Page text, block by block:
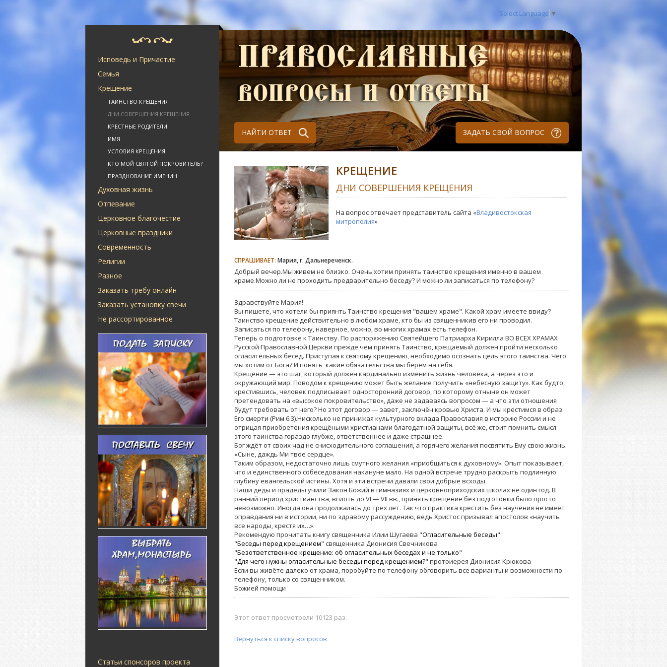
Select Language ▼
Исповедь и Причастие
Семья
Крещение
ТАИНСТВО КРЕЩЕНИЯ
ДНИ СОВЕРШЕНИЯ КРЕЩЕНИЯ
КРЕСТНЫЕ РОДИТЕЛИ
ИМЯ
УСЛОВИЯ КРЕЩЕНИЯ
КТО МОЙ СВЯТОЙ ПОКРОВИТЕЛЬ?
ПРАЗДНОВАНИЕ ИМЕНИН
Духовная жизнь
Отпевание
Церковное благочестие
Церковные праздники
Современность
Религии
Разное
Заказать требу онлайн
Заказать установку свечи
Не рассортированное
Статьи спонсоров проекта
НАЙТИ ОТВЕТ ЗАДАТЬ СВОЙ ВОПРОС
КРЕЩЕНИЕ
ДНИ СОВЕРШЕНИЯ КРЕЩЕНИЯ
На вопрос отвечает представитель сайта «Владивостокская
митрополия»
СПРАШИВАЕТ: Мария, г. Дальнереченск.
Добрый вечер.Мы живем не близко. Очень хотим принять таинство крещения именно в вашем
храме.Можно ли не проходить предварительно беседу? И можно ли записаться по телефону?
Здравствуйте Мария!
Вы пишете, что хотели бы приянть Таинство крещения "вашем храме". Какой храм имеете ввиду?
Таинство крещение действительно в любом храме, кто бы из священникив его ни проводил.
Записаться по телефону, наверное, можно, во многих храмах есть телефон.
Теперь о подготовке к Таинству. По распоряжению Святейшего Патриарха Кирилла ВО ВСЕХ ХРАМАХ
Русской Православной Церкви прежде чем принять Таинство, крещаемый должен пройти несколько
огласительных бесед. Приступая к святому крещению, необходимо осознать цель этого таинства. Чего
мы хотим от Бога? И понять какие обязательства мы берём на себя.
Крещение — это шаг, который должен кардинально изменить жизнь человека, а через это и
окружающий мир. Поводом к крещению может быть желание получить «небесную защиту». Как будто,
крестившись, человек подписывает односторонний договор, по которому отныне он может
претендовать на «высокое покровительство», даже не задаваясь вопросом — а что эти отношения
будут требовать от него? Но этот договор — завет, заключён кровью Христа. И мы крестимся в образ
Его смерти (Рим 6:3).Нисколько не принижая культурного вклада Православия в историю России и не
отрицая приобретения крещёными христианами благодатной защиты, всё же, стоит помнить смысл
этого таинства гораздо глубже, ответственнее и даже страшнее.
Бог ждёт от своих чад не снисходительного соглашения, а горячего желания посвятить Ему свою жизнь.
«Сыне, даждь Ми твое сердце».
Таким образом, недостаточно лишь смутного желания «приобщиться к духовному». Опыт показывает,
что и единственного собеседования накануне мало. На одной встрече трудно раскрыть подлинную
глубину евангельской истины. Хотя и эти встречи давали свои добрые всходы.
Наши деды и прадеды учили Закон Божий в гимназиях и церковноприходских школах не один год. В
ранний период христианства, вплоть до VI — VII вв., принять крещение без подготовки было просто
невозможно. Иногда она продолжалась до трёх лет. Так что практика крестить без научения не имеет
оправдания ни в истории, ни по здравому рассуждению, ведь Христос призывал апостолов «научить
все народы, крестя их…».
Рекомендую прочитать книгу священника Илии Шугаева "Огласительные беседы"
"Беседы перед крещением" священника Дионисия Свечникова
"Безответственное крещение: об огласительных беседах и не только"
"Для чего нужны огласительные беседы перед крещением?" протоиерея Дионисия Крюкова
Если вы живёте далеко от храма, поробуйте по телефону обговорить все варианты и возможности по
телефону, только со священником.
Божией помощи
Этот ответ просмотрели 10123 раз.
Вернуться к списку вопросов